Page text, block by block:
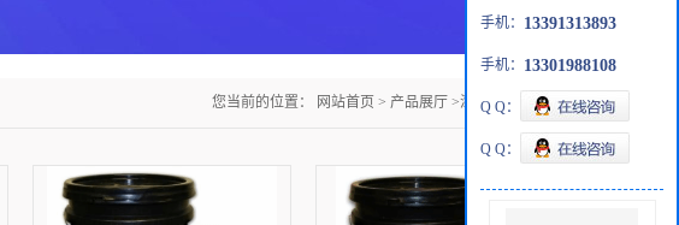
您当前的位置： 网站首页 > 产品展厅 >涂层>SLIP Plate
手机： 13391313893
手机： 13301988108
Q Q：
Q Q：